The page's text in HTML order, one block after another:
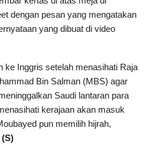
dengan pesan yang mengatakan
yang dibuat di video
ke Inggris setelah menasihati Raja
Bin Salman (MBS) agar
Saudi lantaran para
kerajaan akan masuk
pun memilih hijrah,
(S)